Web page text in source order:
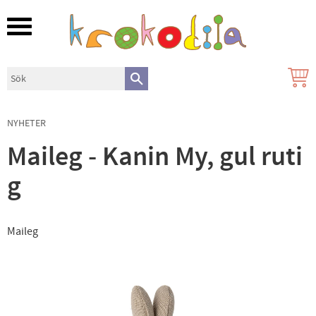
Meny
NYHETER
Maileg - Kanin My, gul ruti
g
Maileg